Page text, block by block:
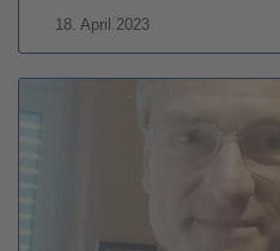
18. April 2023